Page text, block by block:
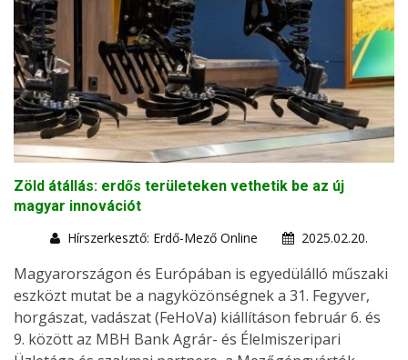
Zöld átállás: erdős területeken vethetik be az új
magyar innovációt
Hírszerkesztő: Erdő-Mező Online
2025.02.20.
Magyarországon és Európában is egyedülálló műszaki
eszközt mutat be a nagyközönségnek a 31. Fegyver,
horgászat, vadászat (FeHoVa) kiállításon február 6. és
9. között az MBH Bank Agrár- és Élelmiszeripari